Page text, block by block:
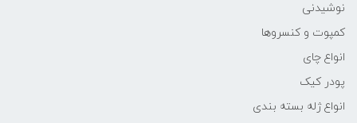
نوشیدنی
کمپوت و کنسروها
انواع چای
پودر کیک
انواع ژله بسته بندی